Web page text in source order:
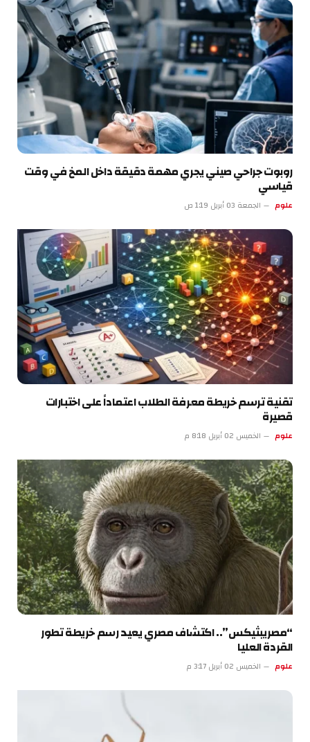
روبوت جراحي صيني يجري مهمة دقيقة داخل المخ في وقت
قياسي
علوم الجمعة 03 أبريل 1:19 ص
تقنية ترسم خريطة معرفة الطلاب اعتماداً على اختبارات
قصيرة
علوم الخميس 02 أبريل 8:18 م
“مصريبثيكس”.. اكتشاف مصري يعيد رسم خريطة تطور
القردة العليا
علوم الخميس 02 أبريل 3:17 م